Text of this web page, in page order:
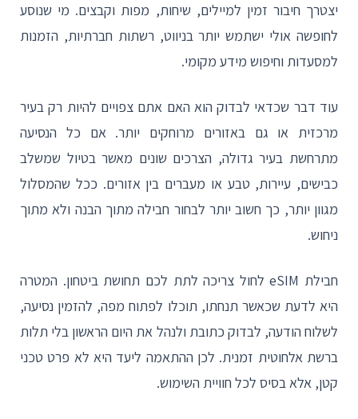
יצטרך חיבור זמין למיילים, שיחות, מפות וקבצים. מי שנוסע
לחופשה אולי ישתמש יותר בניווט, רשתות חברתיות, הזמנות
למסעדות וחיפוש מידע מקומי.
עוד דבר שכדאי לבדוק הוא האם אתם צפויים להיות רק בעיר
מרכזית או גם באזורים מרוחקים יותר. אם כל הנסיעה
מתרחשת בעיר גדולה, הצרכים שונים מאשר בטיול שמשלב
כבישים, עיירות, טבע או מעברים בין אזורים. ככל שהמסלול
מגוון יותר, כך חשוב יותר לבחור חבילה מתוך הבנה ולא מתוך
ניחוש.
חבילת eSIM לחול צריכה לתת לכם תחושת ביטחון. המטרה
היא לדעת שכאשר תנחתו, תוכלו לפתוח מפה, להזמין נסיעה,
לשלוח הודעה, לבדוק כתובת ולנהל את היום הראשון בלי תלות
ברשת אלחוטית זמנית. לכן ההתאמה ליעד היא לא פרט טכני
קטן, אלא בסיס לכל חוויית השימוש.